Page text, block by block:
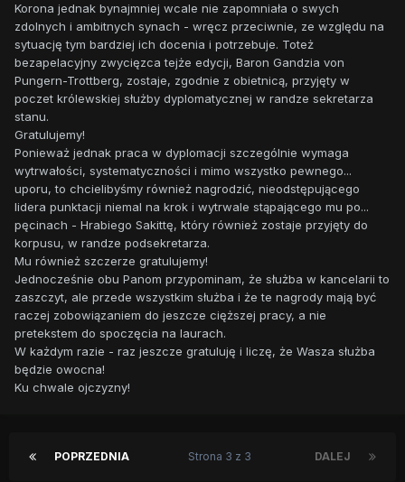
Korona jednak bynajmniej wcale nie zapomniała o swych
zdolnych i ambitnych synach - wręcz przeciwnie, ze względu na
sytuację tym bardziej ich docenia i potrzebuje. Toteż
bezapelacyjny zwycięzca tejże edycji, Baron Gandzia von
Pungern-Trottberg, zostaje, zgodnie z obietnicą, przyjęty w
poczet królewskiej służby dyplomatycznej w randze sekretarza
stanu.
Gratulujemy!
Ponieważ jednak praca w dyplomacji szczególnie wymaga
wytrwałości, systematyczności i mimo wszystko pewnego...
uporu, to chcielibyśmy również nagrodzić, nieodstępującego
lidera punktacji niemal na krok i wytrwale stąpającego mu po...
pęcinach - Hrabiego Sakittę, który również zostaje przyjęty do
korpusu, w randze podsekretarza.
Mu również szczerze gratulujemy!
Jednocześnie obu Panom przypominam, że służba w kancelarii to
zaszczyt, ale przede wszystkim służba i że te nagrody mają być
raczej zobowiązaniem do jeszcze cięższej pracy, a nie
pretekstem do spoczęcia na laurach.
W każdym razie - raz jeszcze gratuluję i liczę, że Wasza służba
będzie owocna!
Ku chwale ojczyzny!
POPRZEDNIA DALEJ
Strona 3 z 3